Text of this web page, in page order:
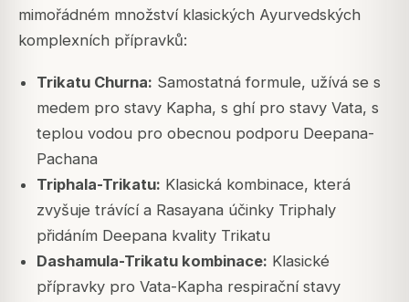
mimořádném množství klasických Ayurvedských
komplexních přípravků:
Trikatu Churna: Samostatná formule, užívá se s
medem pro stavy Kapha, s ghí pro stavy Vata, s
teplou vodou pro obecnou podporu Deepana-
Pachana
Triphala-Trikatu: Klasická kombinace, která
zvyšuje trávící a Rasayana účinky Triphaly
přidáním Deepana kvality Trikatu
Dashamula-Trikatu kombinace: Klasické
přípravky pro Vata-Kapha respirační stavy